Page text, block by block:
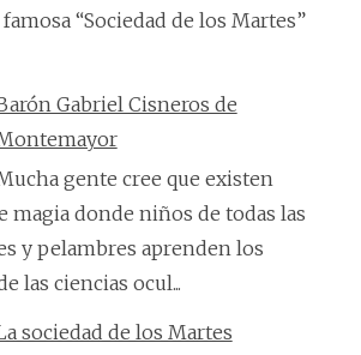
“Sociedad de los Martes”
Gabriel Cisneros de
gente cree que existen
magia donde niños de todas las
y pelambres aprenden los
las ciencias ocul...
sociedad de los Martes